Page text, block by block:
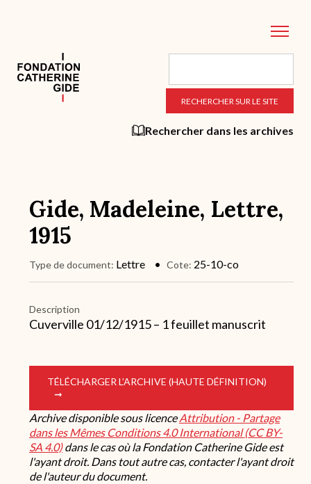
principal
Rechercher dans les archives
Gide, Madeleine, Lettre,
1915
Type de document Lettre Cote 25-10-co
Description
Cuverville 01/12/1915 – 1 feuillet manuscrit
TÉLÉCHARGER L’ARCHIVE (HAUTE DÉFINITION)
Archive disponible sous licenceAttribution - Partage
dans les Mêmes Conditions 4.0 International (CC BY-
SA 4.0)dans le cas où la Fondation Catherine Gide est
l'ayant droit. Dans tout autre cas, contacter l'ayant droit
de l'auteur du document.